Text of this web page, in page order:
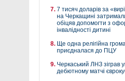
7 тисяч доларів за
на Черкащині
обіцяв допомогти з
інвалідності дитині
Ще одна релігійна
приєдналася до ПЦУ
Черкаський ЛНЗ зіграв
дебютному матчі